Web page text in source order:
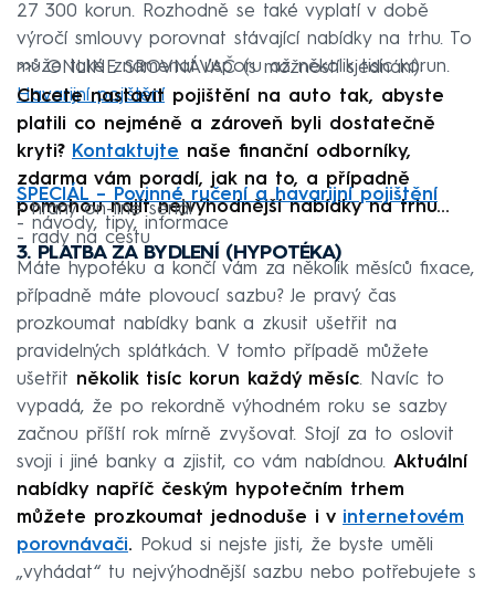
27 300 korun. Rozhodně se také vyplatí v době
výročí smlouvy porovnat stávající nabídky na trhu. To
může také znamenat úsporu až několik tisíc korun.
>>> ONLINE SROVNÁVAČ (s možností sjednání):
Havarijní pojištění
Chcete nastavit pojištění na auto tak, abyste
platili co nejméně a zároveň byli dostatečně
kryti? Kontaktujte naše finanční odborníky,
zdarma vám poradí, jak na to, a případně
pomohou najít nejvýhodnější nabídky na trhu...
SPECIÁL – Povinné ručení a havarijní pojištění
- hraný on-line seriál
- návody, tipy, informace
- rady na cestu
3. PLATBA ZA BYDLENÍ (HYPOTÉKA)
Máte hypotéku a končí vám za několik měsíců fixace,
případně máte plovoucí sazbu? Je pravý čas
prozkoumat nabídky bank a zkusit ušetřit na
pravidelných splátkách. V tomto případě můžete
ušetřit několik tisíc korun každý měsíc. Navíc to
vypadá, že po rekordně výhodném roku se sazby
začnou příští rok mírně zvyšovat. Stojí za to oslovit
svoji i jiné banky a zjistit, co vám nabídnou. Aktuální
nabídky napříč českým hypotečním trhem
můžete prozkoumat jednoduše i v internetovém
porovnávači. Pokud si nejste jisti, že byste uměli
„vyhádat“ tu nejvýhodnější sazbu nebo potřebujete s